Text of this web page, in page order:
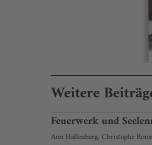
Weitere
Feuerwerk und
Ann Hallenberg, Christophe